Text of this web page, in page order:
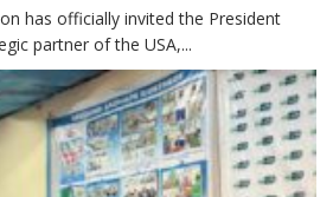
has officially invited the President
partner of the USA,...